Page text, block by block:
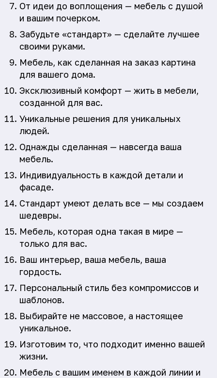
От идеи до воплощения — мебель с душой
и вашим почерком.
Забудьте «стандарт» — сделайте лучшее
своими руками.
Мебель, как сделанная на заказ картина
для вашего дома.
Эксклюзивный комфорт — жить в мебели,
созданной для вас.
Уникальные решения для уникальных
людей.
Однажды сделанная — навсегда ваша
мебель.
Индивидуальность в каждой детали и
фасаде.
Стандарт умеют делать все — мы создаем
шедевры.
Мебель, которая одна такая в мире —
только для вас.
Ваш интерьер, ваша мебель, ваша
гордость.
Персональный стиль без компромиссов и
шаблонов.
Выбирайте не массовое, а настоящее
уникальное.
Изготовим то, что подходит именно вашей
жизни.
Мебель с вашим именем в каждой линии и